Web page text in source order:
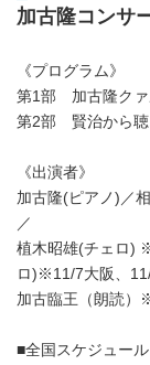
加古隆コンサ
《プログラム》
第1部 加古隆クァ
第2部 賢治から聴
《出演者》
加古隆(ピアノ)／
／
植木昭雄(チェロ)
ロ)※11/7大阪、
加古臨王（朗読）
■全国スケジュール